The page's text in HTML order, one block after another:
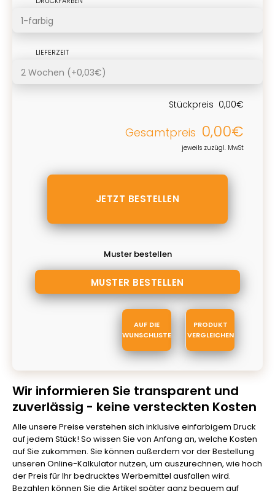
LIEFERZEIT
Stückpreis 0,00€
Gesamtpreis 0,00€
jeweils zuzügl. MwSt
Muster bestellen
AUF DIE
WUNSCHLISTE
PRODUKT
VERGLEICHEN
Wir informieren Sie transparent und
zuverlässig - keine versteckten Kosten
Alle unsere Preise verstehen sich inklusive einfarbigem Druck
auf jedem Stück! So wissen Sie von Anfang an, welche Kosten
auf Sie zukommen. Sie können außerdem vor der Bestellung
unseren Online-Kalkulator nutzen, um auszurechnen, wie hoch
der Preis für Ihr bedrucktes Werbemittel ausfallen wird.
Bezahlen können Sie die Artikel später ganz bequem auf